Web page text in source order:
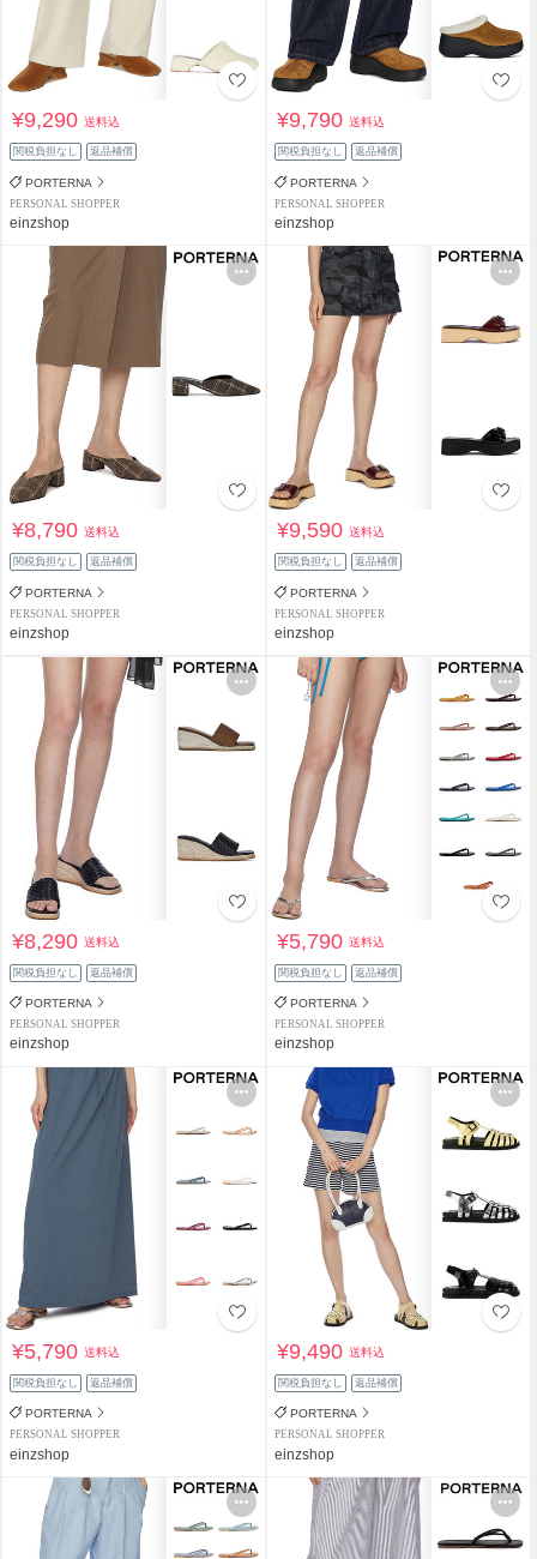
¥9,290送料込
関税負担なし 返品補償
PORTERNA
PERSONAL SHOPPER
einzshop
¥9,790送料込
関税負担なし 返品補償
PORTERNA
PERSONAL SHOPPER
einzshop
¥8,790送料込
関税負担なし 返品補償
PORTERNA
PERSONAL SHOPPER
einzshop
¥9,590送料込
関税負担なし 返品補償
PORTERNA
PERSONAL SHOPPER
einzshop
¥8,290送料込
関税負担なし 返品補償
PORTERNA
PERSONAL SHOPPER
einzshop
¥5,790送料込
関税負担なし 返品補償
PORTERNA
PERSONAL SHOPPER
einzshop
¥5,790送料込
関税負担なし 返品補償
PORTERNA
PERSONAL SHOPPER
einzshop
¥9,490送料込
関税負担なし 返品補償
PORTERNA
PERSONAL SHOPPER
einzshop